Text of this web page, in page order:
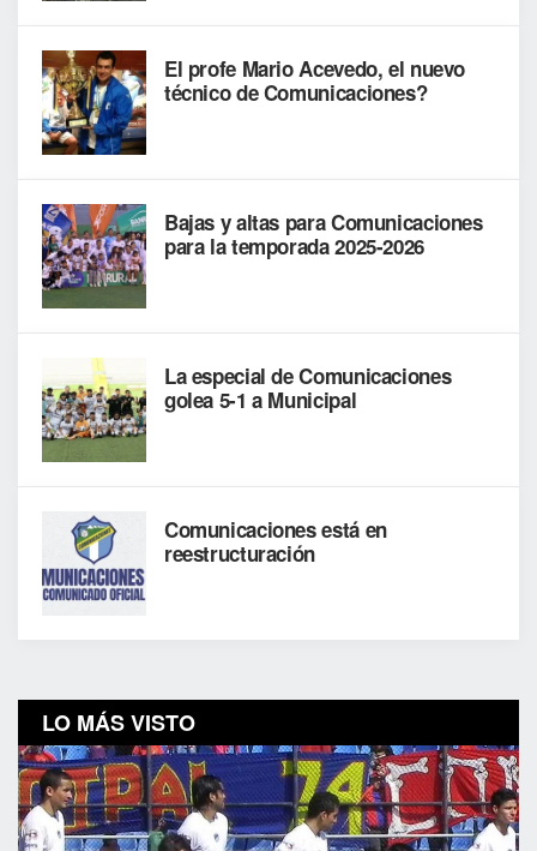
El profe Mario Acevedo, el nuevo
técnico de Comunicaciones?
Bajas y altas para Comunicaciones
para la temporada 2025-2026
La especial de Comunicaciones
golea 5-1 a Municipal
Comunicaciones está en
reestructuración
LO MÁS VISTO